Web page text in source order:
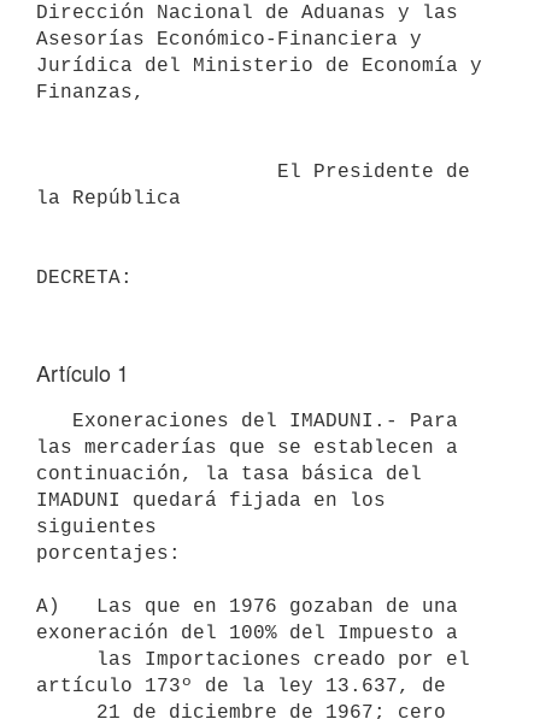
Dirección Nacional de Aduanas y las
Asesorías Económico-Financiera y
Jurídica del Ministerio de Economía y
Finanzas,
la República
Artículo 1
las mercaderías que se establecen a
continuación, la tasa básica del
IMADUNI quedará fijada en los
siguientes
porcentajes:
A)   Las que en 1976 gozaban de una
exoneración del 100% del Impuesto a
artículo 173º de la ley 13.637, de